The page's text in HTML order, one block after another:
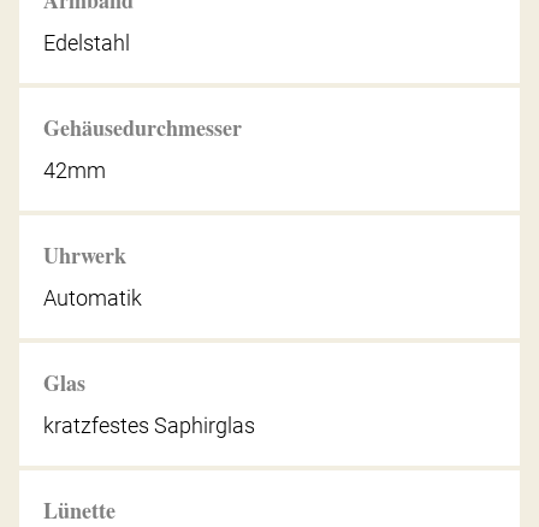
Edelstahl
Gehäusedurchmesser
42mm
Uhrwerk
Automatik
Glas
kratzfestes Saphirglas
Lünette